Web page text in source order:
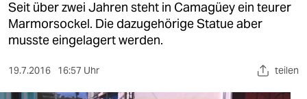
öko
gesellschaft
Seit über zwei Jahren steht in Camagüey ein teurer
Marmorsockel. Die dazugehörige Statue aber
musste eingelagert werden.
19.7.2016 16:57 Uhr teilen